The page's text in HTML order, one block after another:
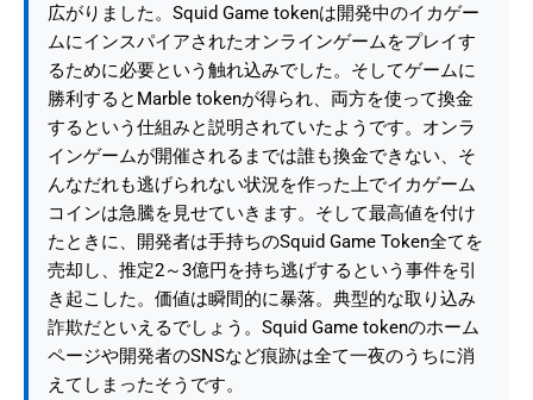
広がりました。Squid Game tokenは開発中のイカゲー
ムにインスパイアされたオンラインゲームをプレイす
るために必要という触れ込みでした。そしてゲームに
勝利するとMarble tokenが得られ、両方を使って換金
するという仕組みと説明されていたようです。オンラ
インゲームが開催されるまでは誰も換金できない、そ
んなだれも逃げられない状況を作った上でイカゲーム
コインは急騰を見せていきます。そして最高値を付け
たときに、開発者は手持ちのSquid Game Token全てを
売却し、推定2～3億円を持ち逃げするという事件を引
き起こした。価値は瞬間的に暴落。典型的な取り込み
詐欺だといえるでしょう。Squid Game tokenのホーム
ページや開発者のSNSなど痕跡は全て一夜のうちに消
えてしまったそうです。